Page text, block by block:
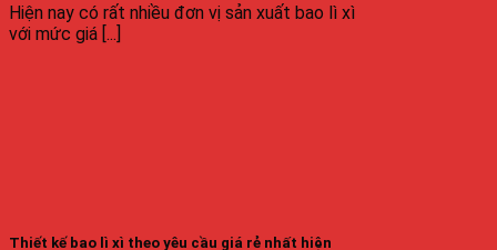
Hiện nay có rất nhiều đơn vị sản xuất bao lì xì
với mức giá [...]
Thiết kế bao lì xì theo yêu cầu giá rẻ nhất hiện